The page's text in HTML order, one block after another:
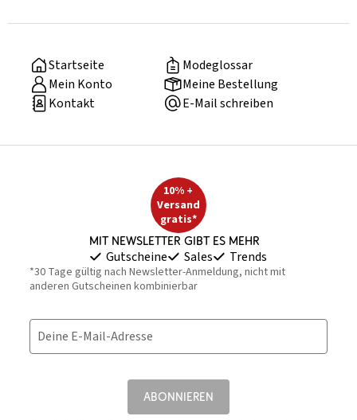
Startseite
Modeglossar
Mein Konto
Meine Bestellung
Kontakt
E-Mail schreiben
10% +
Versand
gratis*
Mit Newsletter gibt es mehr
Gutscheine Sales Trends
*30 Tage gültig nach Newsletter-Anmeldung, nicht mit
anderen Gutscheinen kombinierbar
Deine E-Mail-Adresse
ABONNIEREN